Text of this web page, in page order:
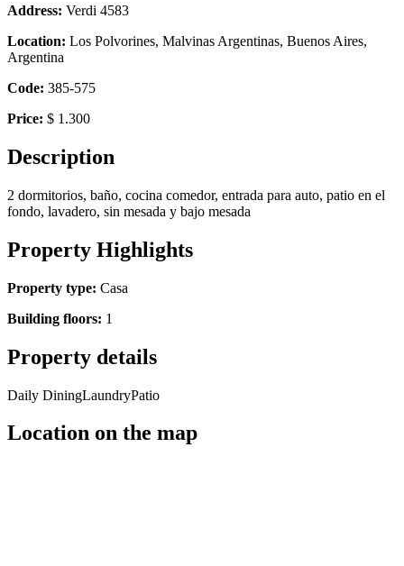
Address: Verdi 4583
Location: Los Polvorines, Malvinas Argentinas, Buenos Aires,
Argentina
Code: 385-575
Price: $ 1.300
Description
2 dormitorios, baño, cocina comedor, entrada para auto, patio en el
fondo, lavadero, sin mesada y bajo mesada
Property Highlights
Property type: Casa
Building floors: 1
Property details
Daily DiningLaundryPatio
Location on the map